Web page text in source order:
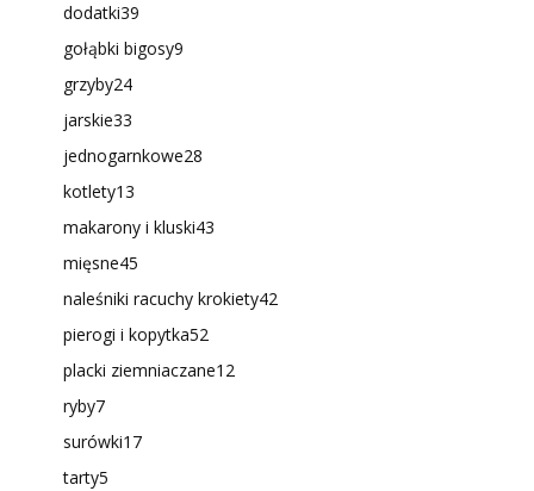
dodatki39
gołąbki bigosy9
grzyby24
jarskie33
jednogarnkowe28
kotlety13
makarony i kluski43
mięsne45
naleśniki racuchy krokiety42
pierogi i kopytka52
placki ziemniaczane12
ryby7
surówki17
tarty5